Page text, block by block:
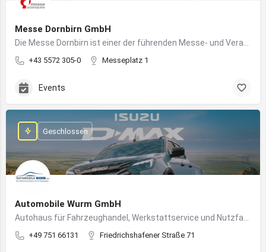
Messe Dornbirn GmbH
+43 5572 305-0 Messeplatz 1
Events
Automobile Wurm GmbH
+49 751 66131 Friedrichshafener Straße 71
Geschlossen